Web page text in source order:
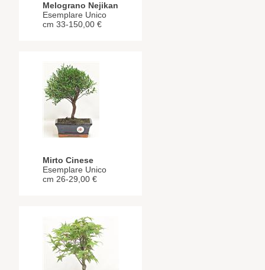
Melograno Nejikan
Esemplare Unico
cm 33-150,00 €
Mirto Cinese
Esemplare Unico
cm 26-29,00 €